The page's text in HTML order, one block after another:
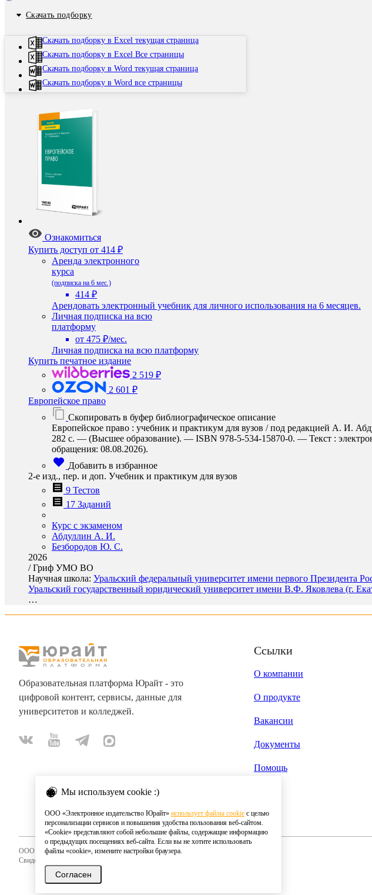
Скачать подборку
Скачать подборку в Excel текущая страница
Скачать подборку в Excel Все страницы
Скачать подборку в Word текущая страница
Скачать подборку в Word все страницы
Ознакомиться
Купить доступ от 414 ₽
Аренда электронного
курса
(подписка на 6 мес.)
414 ₽
Арендовать электронный учебник для личного использования на 6 месяцев.
Личная подписка на всю
платформу
от 475 ₽/мес.
Личная подписка на всю платформу
Купить печатное издание
2 519 ₽
2 601 ₽
Европейское право
Скопировать в буфер библиографическое описание
Европейское право : учебник и практикум для вузов / под редакцией А. И.
282 с. — (Высшее образование). — ISBN 978-5-534-15870-0. — Текст :
обращения: 08.08.2026).
Добавить в избранное
2-е изд., пер. и доп. Учебник и практикум для вузов
9 Тестов
17 Заданий
Курс с экзаменом
Абдуллин А. И.
Безбородов Ю. С.
2026
/Гриф УМО ВО
Научная школа: Уральский федеральный университет имени первого Президента
Уральский государственный юридический университет имени В.Ф. Яковлева (г.
…
Мы используем cookie :)
ООО «Электронное издательство Юрайт» использует файлы cookie с целью
персонализации сервисов и повышения удобства пользования веб-сайтом.
«Cookie» представляют собой небольшие файлы, содержащие информацию
о предыдущих посещениях веб-сайта. Если вы не хотите использовать
файлы «cookie», измените настройки браузера.
Согласен
Образовательная платформа Юрайт - это
цифровой контент, сервисы, данные для
университетов и колледжей.
Ссылки
О компании
О продукте
Вакансии
Документы
Помощь
ООО «Электронное издательство Юрайт»
Свидетельство о регистрации СМИ 2020